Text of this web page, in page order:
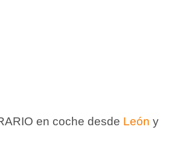
en coche desde León y